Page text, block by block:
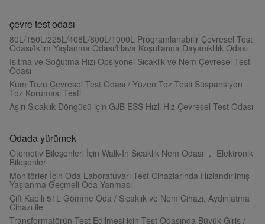
çevre test odası
80L/150L/225L/408L/800L/1000L Programlanabilir Çevresel Test
Odası/İklim Yaşlanma Odası/Hava Koşullarına Dayanıklılık Odası
Isıtma ve Soğutma Hızı Opsiyonel Sıcaklık ve Nem Çevresel Test
Odası
Kum Tozu Çevresel Test Odası / Yüzen Toz Testi Süspansiyon
Toz Koruması Testi
Aşırı Sıcaklık Döngüsü için GJB ESS Hızlı Hız Çevresel Test Odası
Odada yürümek
Otomotiv Bileşenleri İçin Walk-In Sıcaklık Nem Odası ， Elektronik
Bileşenler
Monitörler İçin Oda Laboratuvarı Test Cihazlarında Hızlandırılmış
Yaşlanma Geçmeli Oda Yanması
Çift Kapılı 51L Gömme Oda / Sıcaklık ve Nem Cihazı, Aydınlatma
Cihazı ile
Transformatörün Test Edilmesi için Test Odasında Büyük Giriş /